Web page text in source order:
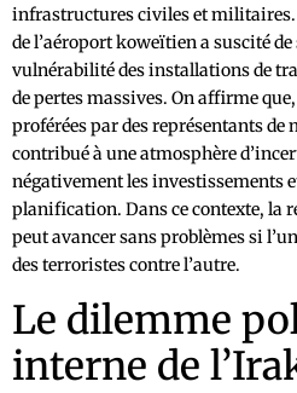
infrastructures civiles et militaires.
de l’aéroport koweïtien a suscité
vulnérabilité des installations de
de pertes massives. On affirme
proférées par des représentants de
contribué à une atmosphère
négativement les investissements
planification. Dans ce contexte,
peut avancer sans problèmes si
des terroristes contre l’autre.
Le dilemme
interne de